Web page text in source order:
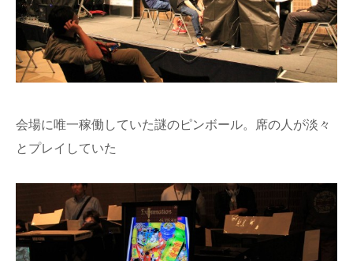
会場に唯一稼働していた謎のピンボール。席の人が淡々
とプレイしていた